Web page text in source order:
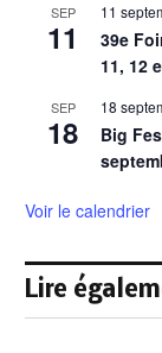
SEP
11
11
39e
11, 12
SEP
18
18
Big
Voir le calendrier
Lire